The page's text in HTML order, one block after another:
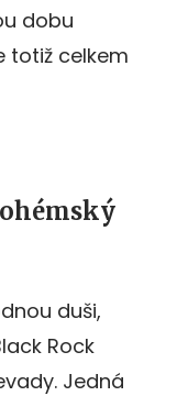
dobu
totiž celkem
duši,
Rock
Jedná